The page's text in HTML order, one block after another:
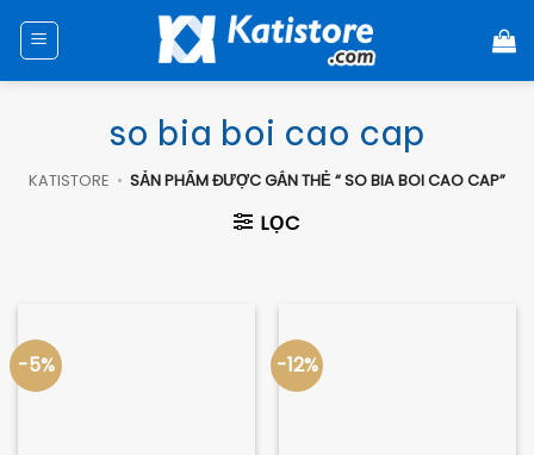
đến
so bia boi cao cap
KATISTORE • SẢN PHẨM ĐƯỢC GẮN THẺ “ SO BIA BOI CAO CAP”
LỌC
-5% -12%